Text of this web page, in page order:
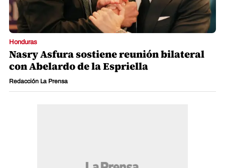
Honduras
Nasry Asfura sostiene reunión bilateral
con Abelardo de la Espriella
Redacción La Prensa